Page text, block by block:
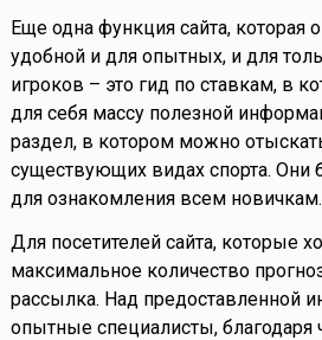
Еще одна функция сайта, которая
удобной и для опытных, и для
игроков – это гид по ставкам, в
для себя массу полезной
раздел, в котором можно
существующих видах спорта. Они
для ознакомления всем новичкам.
Для посетителей сайта, которые
максимальное количество
рассылка. Над предоставленной
опытные специалисты, благодаря